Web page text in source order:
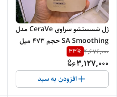
ژل شسستشو سراوی CeraVe مدل
SA Smoothing حجم 473 میل
اصل | صاف و نرم کننده پوست زبر
و خشک
4,676,000
33%
3,127,000
افزودن به سبد